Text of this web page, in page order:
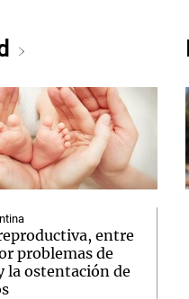
entre
problemas de
la ostentación de